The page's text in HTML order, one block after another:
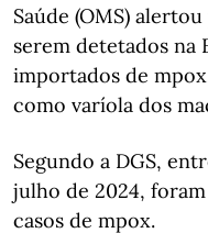
Saúde (OMS)
serem detetados na
importados de
como varíola dos
Segundo a DGS,
julho de 2024,
casos de mpox.